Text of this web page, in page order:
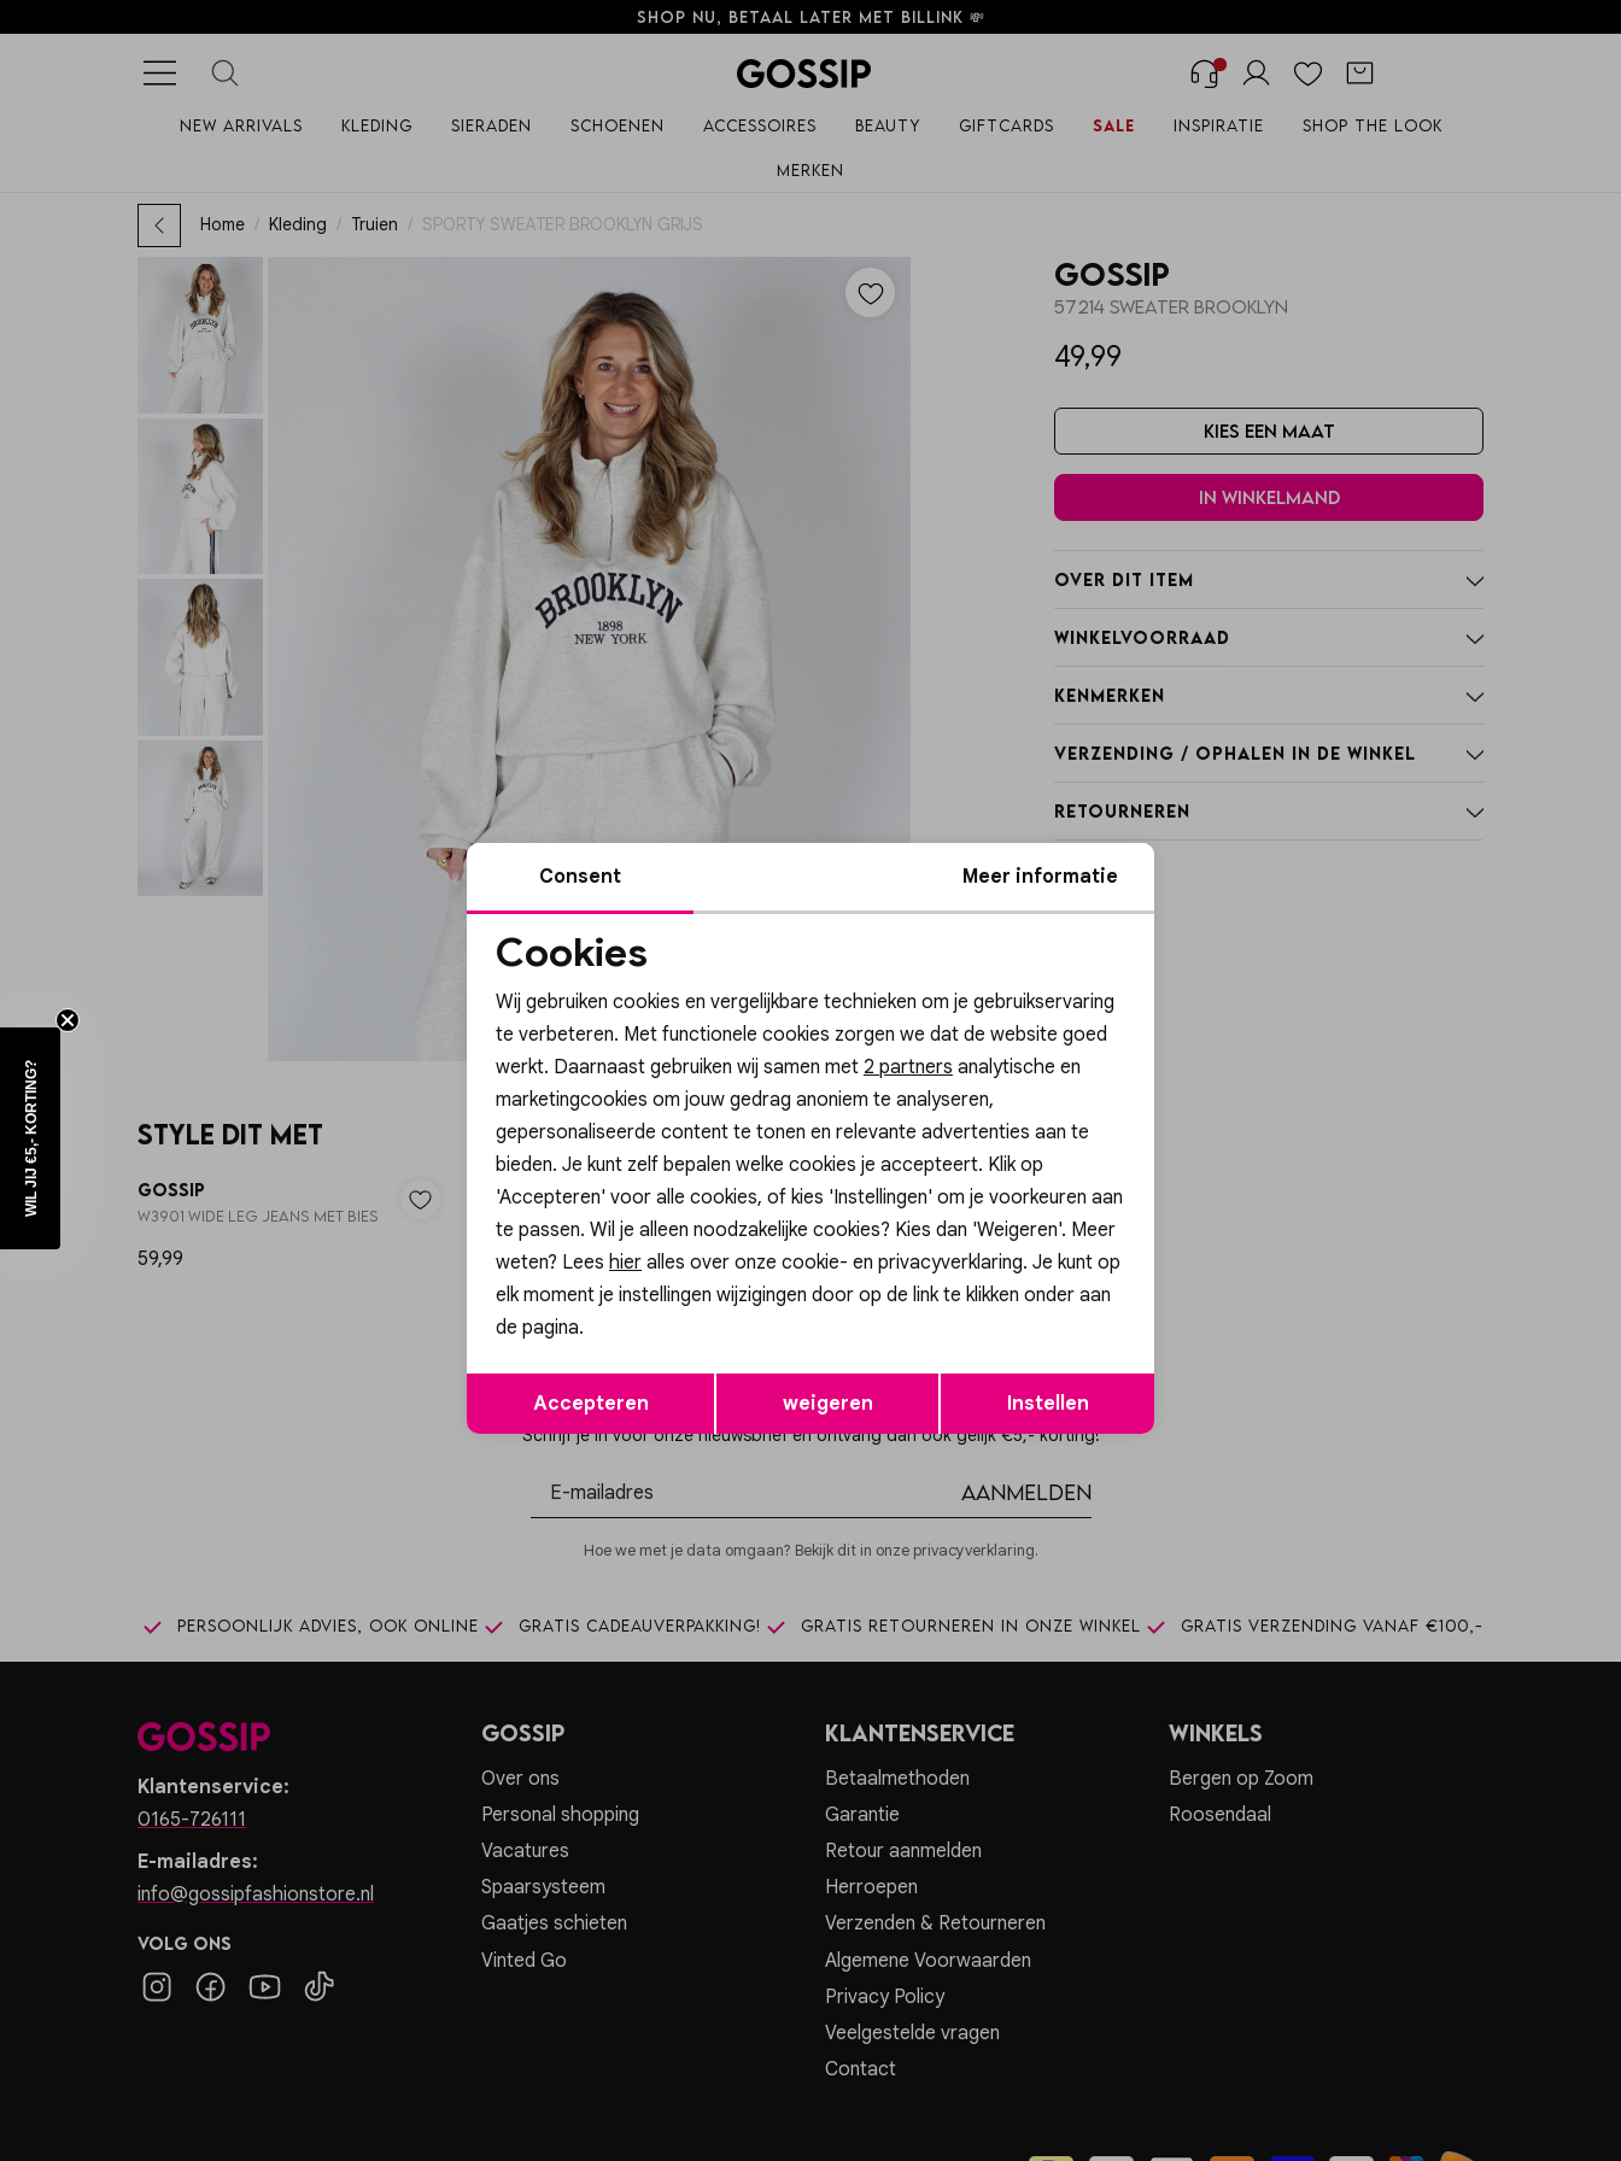
Shop nu, betaal later met Billink 💸
New arrivals Kleding Sieraden Schoenen Accessoires Beauty Giftcards Sale Inspiratie Shop the look
Merken
Home Kleding Truien SPORTY SWEATER BROOKLYN GRIJS
Gossip
57214 SWEATER BROOKLYN
49,99
Kies een maat
In winkelmand
Over dit item
Winkelvoorraad
Kenmerken
Verzending / Ophalen in de winkel
Retourneren
Style dit met
Gossip
W3901 WIDE LEG JEANS MET BIES
59,99
Gossip
57119 SWEATPANTS BROOKLYN
39,99
Gossip
2,99
Altijd als eerste op de hoogte zijn?
Schrijf je in voor onze nieuwsbrief en ontvang dan ook gelijk €5,- korting!
Aanmelden
Hoe we met je data omgaan? Bekijk dit in onze privacyverklaring.
Persoonlijk advies, ook online Gratis cadeauverpakking! Gratis retourneren in onze winkel Gratis verzending vanaf €100,-
Klantenservice:
0165-726111
E-mailadres:
info@gossipfashionstore.nl
Volg ons
Gossip
Over ons
Personal shopping
Vacatures
Spaarsysteem
Gaatjes schieten
Vinted Go
Klantenservice
Betaalmethoden
Garantie
Retour aanmelden
Herroepen
Verzenden & Retourneren
Algemene Voorwaarden
Privacy Policy
Veelgestelde vragen
Contact
Winkels
Bergen op Zoom
Roosendaal
Noodzakelijke
cookies
Analytische cookies Marketing cookies
Opslaan
Consent Meer informatie
Cookies
Wij gebruiken cookies en vergelijkbare technieken om je gebruikservaring
te verbeteren. Met functionele cookies zorgen we dat de website goed
werkt. Daarnaast gebruiken wij samen met 2 partners analytische en
marketingcookies om jouw gedrag anoniem te analyseren,
gepersonaliseerde content te tonen en relevante advertenties aan te
bieden. Je kunt zelf bepalen welke cookies je accepteert. Klik op
'Accepteren' voor alle cookies, of kies 'Instellingen' om je voorkeuren aan
te passen. Wil je alleen noodzakelijke cookies? Kies dan 'Weigeren'. Meer
weten? Lees hier alles over onze cookie- en privacyverklaring. Je kunt op
elk moment je instellingen wijzigingen door op de link te klikken onder aan
de pagina.
Accepteren weigeren Instellen
WIL JIJ €5,- KORTING?